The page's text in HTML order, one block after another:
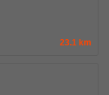
23.1 km